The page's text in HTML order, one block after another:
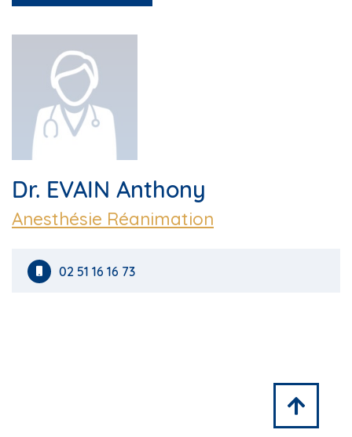
Dr. EVAIN Anthony
Anesthésie Réanimation
02 51 16 16 73